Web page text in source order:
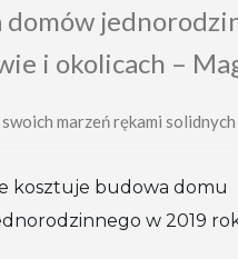
domów
i okolicach –
marzeń rękami
kosztuje budowa domu
w 2019